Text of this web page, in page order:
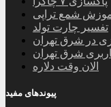
شمع تراپی
تفسیر چارت تولد
در شرق تهران
شرق تهران
الان وقت دلاره
پیوندهای مفید